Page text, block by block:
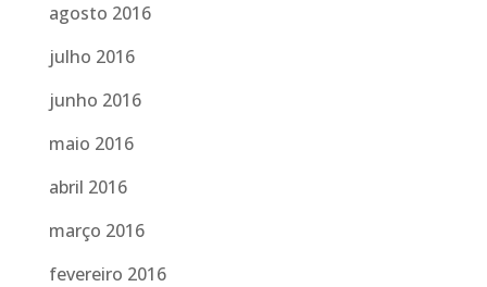
agosto 2016
julho 2016
junho 2016
maio 2016
abril 2016
março 2016
fevereiro 2016